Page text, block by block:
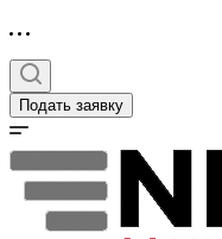
Подать заявку